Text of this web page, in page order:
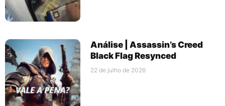
Análise | Assassin’s Creed
Black Flag Resynced
22 de julho de 2026